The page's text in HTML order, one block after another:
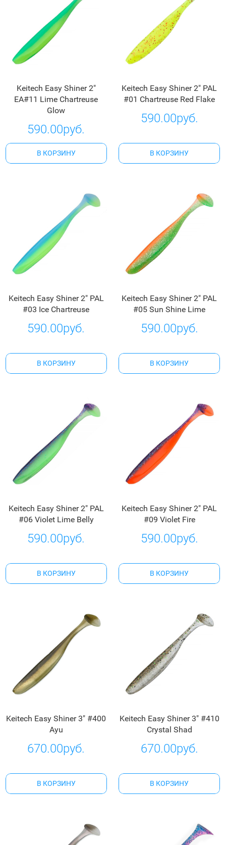
Keitech Easy Shiner 2"
EA#11 Lime Chartreuse
Glow
590.00руб.
В КОРЗИНУ
Keitech Easy Shiner 2" PAL
#01 Chartreuse Red Flake
590.00руб.
В КОРЗИНУ
Keitech Easy Shiner 2" PAL
#03 Ice Chartreuse
590.00руб.
В КОРЗИНУ
Keitech Easy Shiner 2" PAL
#05 Sun Shine Lime
590.00руб.
В КОРЗИНУ
Keitech Easy Shiner 2" PAL
#06 Violet Lime Belly
590.00руб.
В КОРЗИНУ
Keitech Easy Shiner 2" PAL
#09 Violet Fire
590.00руб.
В КОРЗИНУ
Keitech Easy Shiner 3" #400
Ayu
670.00руб.
В КОРЗИНУ
Keitech Easy Shiner 3" #410
Crystal Shad
670.00руб.
В КОРЗИНУ